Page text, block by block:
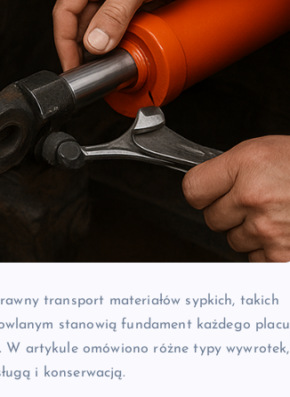
transport materiałów sypkich, takich
stanowią fundament każdego placu
W artykule omówiono różne typy wywrotek,
i konserwacją.